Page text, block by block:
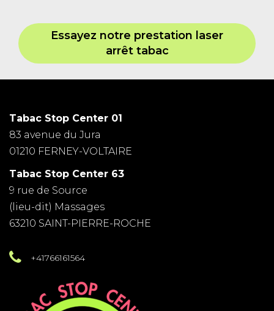
Essayez notre prestation laser
arrêt tabac
Tabac Stop Center 01
83 avenue du Jura
01210 FERNEY-VOLTAIRE
Tabac Stop Center 63
9 rue de Source
(lieu-dit) Massages
63210 SAINT-PIERRE-ROCHE
+41766161564